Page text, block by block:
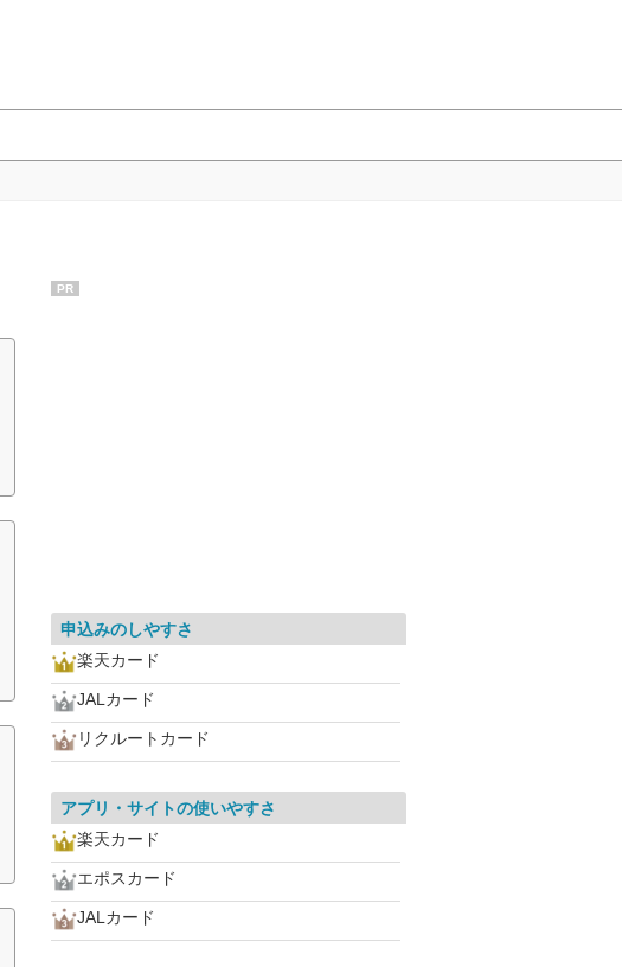
PR
申込みのしやすさ
楽天カード
JALカード
リクルートカード
アプリ・サイトの使いやすさ
楽天カード
エポスカード
JALカード